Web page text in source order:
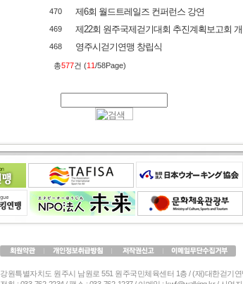
470 제6회 월드트레일즈 컨퍼런스 강연
469 제22회 원주국제걷기대회 추진계획보고회
468 영주시걷기연맹 창립식
총577건 (11/58Page)
강원특별자치도 원주시 남원로 551 원주국민체육센터 1층 / (재)대한걷기연